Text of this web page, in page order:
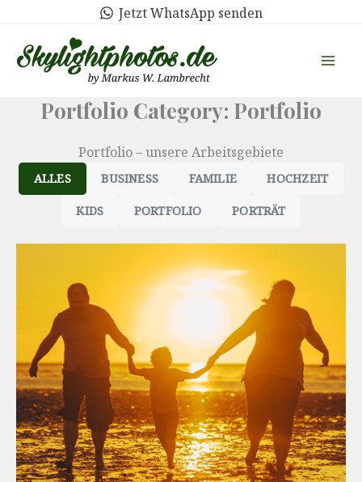
springen
Jetzt WhatsApp senden
Portfolio Category: Portfolio
Portfolio – unsere Arbeitsgebiete
ALLES BUSINESS FAMILIE HOCHZEIT
KIDS PORTFOLIO PORTRÄT